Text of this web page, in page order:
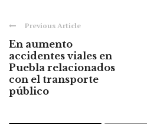
Previous Article
En aumento
accidentes viales en
Puebla relacionados
con el transporte
público